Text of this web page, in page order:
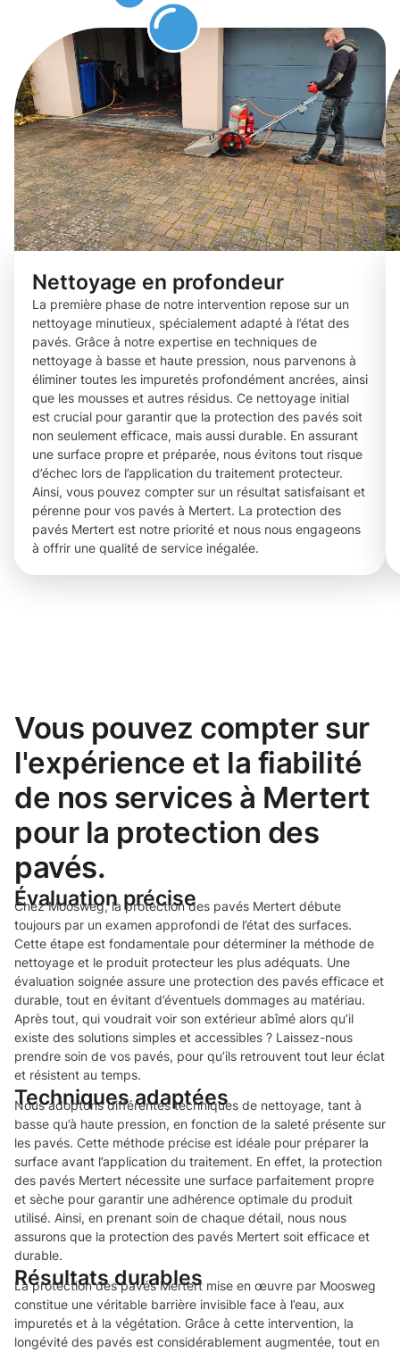
Nettoyage en profondeur
La première phase de notre intervention repose sur un
nettoyage minutieux, spécialement adapté à l’état des
pavés. Grâce à notre expertise en techniques de
nettoyage à basse et haute pression, nous parvenons à
éliminer toutes les impuretés profondément ancrées, ainsi
que les mousses et autres résidus. Ce nettoyage initial
est crucial pour garantir que la protection des pavés soit
non seulement efficace, mais aussi durable. En assurant
une surface propre et préparée, nous évitons tout risque
d’échec lors de l’application du traitement protecteur.
Ainsi, vous pouvez compter sur un résultat satisfaisant et
pérenne pour vos pavés à Mertert. La protection des
pavés Mertert est notre priorité et nous nous engageons
à offrir une qualité de service inégalée.
Vous pouvez compter sur
l'expérience et la fiabilité
de nos services à Mertert
pour la protection des
pavés.
Évaluation précise
Chez Moosweg, la protection des pavés Mertert débute
toujours par un examen approfondi de l’état des surfaces.
Cette étape est fondamentale pour déterminer la méthode de
nettoyage et le produit protecteur les plus adéquats. Une
évaluation soignée assure une protection des pavés efficace et
durable, tout en évitant d’éventuels dommages au matériau.
Après tout, qui voudrait voir son extérieur abîmé alors qu’il
existe des solutions simples et accessibles ? Laissez-nous
prendre soin de vos pavés, pour qu’ils retrouvent tout leur éclat
et résistent au temps.
Techniques adaptées
Nous adoptons différentes techniques de nettoyage, tant à
basse qu’à haute pression, en fonction de la saleté présente sur
les pavés. Cette méthode précise est idéale pour préparer la
surface avant l’application du traitement. En effet, la protection
des pavés Mertert nécessite une surface parfaitement propre
et sèche pour garantir une adhérence optimale du produit
utilisé. Ainsi, en prenant soin de chaque détail, nous nous
assurons que la protection des pavés Mertert soit efficace et
durable.
Résultats durables
La protection des pavés Mertert mise en œuvre par Moosweg
constitue une véritable barrière invisible face à l’eau, aux
impuretés et à la végétation. Grâce à cette intervention, la
longévité des pavés est considérablement augmentée, tout en